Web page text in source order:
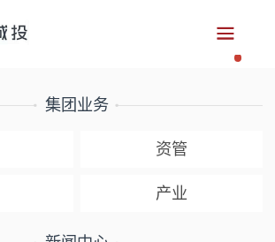
集团业务
资管
产业